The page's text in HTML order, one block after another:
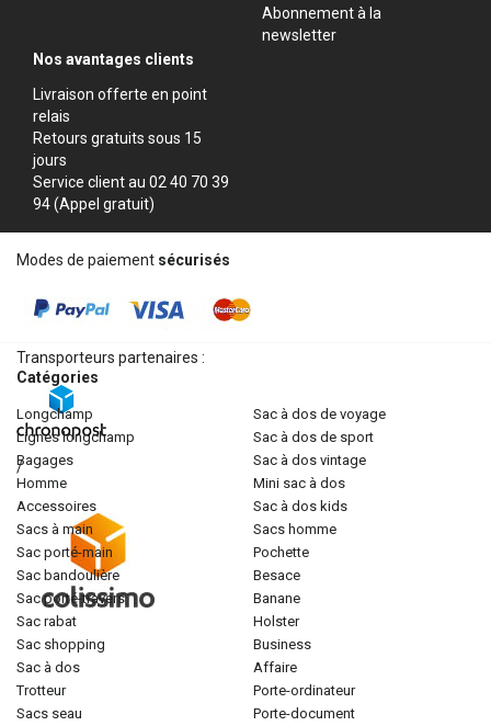
Abonnement à la
newsletter
Nos avantages clients
Livraison offerte en point
relais
Retours gratuits sous 15
jours
Service client au 02 40 70 39
94 (Appel gratuit)
Modes de paiement sécurisés
Transporteurs partenaires :
/
Catégories
longchamp
lignes longchamp
bagages
homme
accessoires
sacs à main
sac porté-main
sac bandoulière
sac porté-travers
sac rabat
sac shopping
sac à dos
trotteur
sacs seau
sac à dos de voyage
sac à dos de sport
sac à dos vintage
mini sac à dos
sac à dos kids
sacs homme
pochette
besace
banane
holster
business
affaire
porte-ordinateur
porte-document